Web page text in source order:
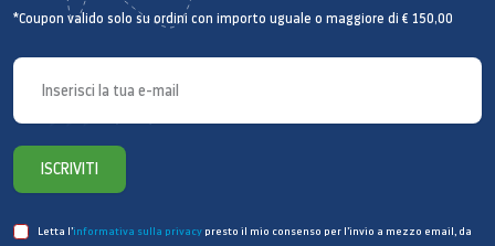
*Coupon valido solo su ordini con importo uguale o maggiore di € 150,00
ISCRIVITI
Letta l’informativa sulla privacy presto il mio consenso per l’invio a mezzo email, da